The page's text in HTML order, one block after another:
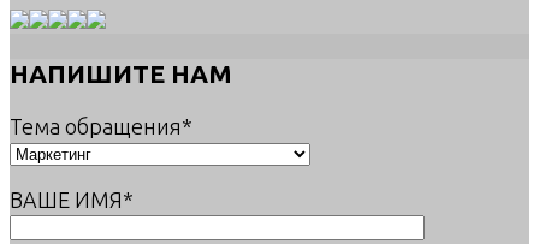
НАПИШИТЕ НАМ
Тема обращения*
ВАШЕ ИМЯ*